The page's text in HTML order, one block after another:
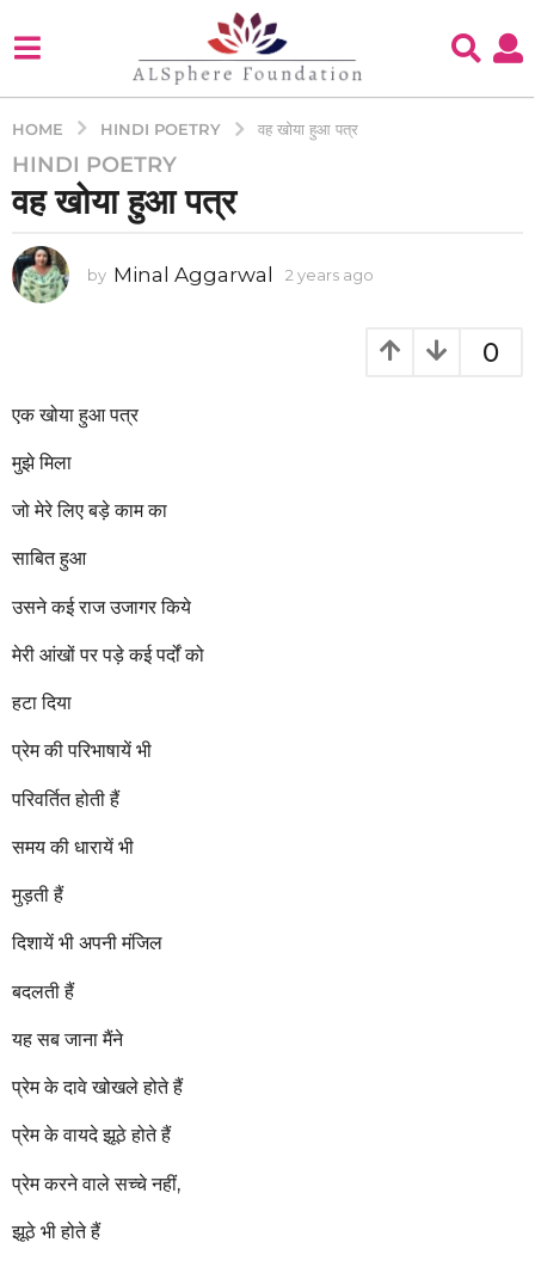
HOME HINDI POETRY वह खोया हुआ पत्र
2
y
a
r
2
e
a
s
o
HINDI POETRY
वह खोया हुआ पत्र
by Minal Aggarwal 2 years ago
a
0
एक खोया हुआ पत्र
मुझे मिला
जो मेरे लिए बड़े काम का
साबित हुआ
उसने कई राज उजागर किये
मेरी आंखों पर पड़े कई पर्दों को
हटा दिया
प्रेम की परिभाषायें भी
परिवर्तित होती हैं
समय की धारायें भी
मुड़ती हैं
दिशायें भी अपनी मंजिल
बदलती हैं
यह सब जाना मैंने
प्रेम के दावे खोखले होते हैं
प्रेम के वायदे झूठे होते हैं
प्रेम करने वाले सच्चे नहीं,
झूठे भी होते हैं